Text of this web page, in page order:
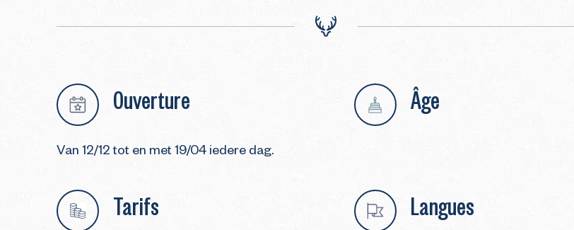
Ouverture
Van 12/12 tot en met 19/04 iedere dag.
Âge
Tarifs Langues